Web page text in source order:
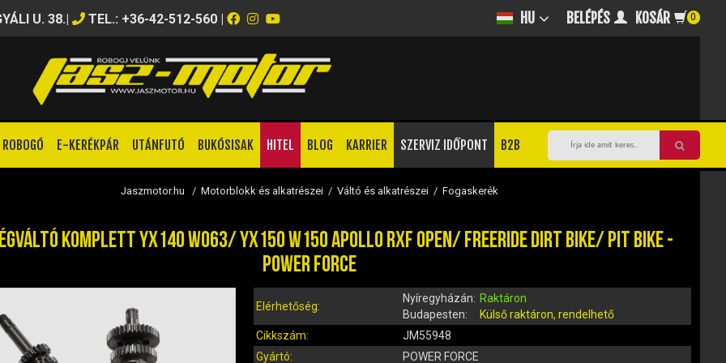
U. 38.| TEL.: +36-42-512-560 | HU BELÉPÉS KOSÁR 0
ROBOGÓ E-KERÉKPÁR UTÁNFUTÓ BUKÓSISAK HITEL BLOG KARRIER SZERVIZ IDŐPONT B2B
Jaszmotor.hu /Motorblokk és alkatrészei /Váltó és alkatrészei /Fogaskerék
KOMPLETT YX140 W063/ YX150 W150 APOLLO RXF OPEN/ FREERIDE DIRT BIKE/ PIT BIKE -
POWER FORCE
Elérhetőség:
Nyíregyházán: Raktáron
Budapesten:
Külső raktáron, rendelhető
Cikkszám:
JM55948
Gyártó:
POWER FORCE